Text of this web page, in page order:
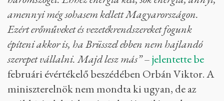
amennyi még sohasem kellett Magyarországon.
Ezért erőműveket és vezetékrendszereket fogunk
építeni akkor is, ha Brüsszel ebben nem hajlandó
szerepet vállalni. Majd lesz más”–jelentette be
februári évértékelő beszédében Orbán Viktor. A
miniszterelnök nem mondta ki ugyan, de az